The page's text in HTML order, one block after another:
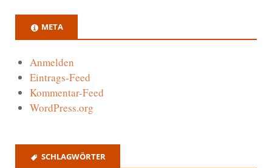
META
Anmelden
Eintrags-Feed
Kommentar-Feed
WordPress.org
SCHLAGWÖRTER